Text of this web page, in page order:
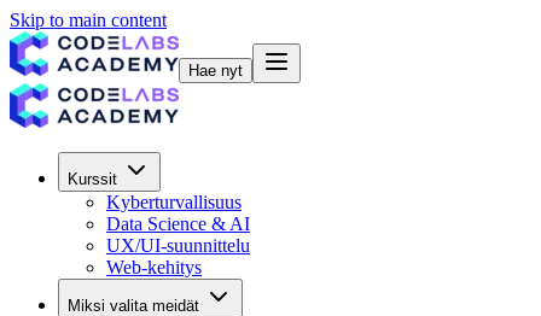
Skip to main content
Hae nyt
Kurssit
Kyberturvallisuus
Data Science & AI
UX/UI-suunnittelu
Web-kehitys
Miksi valita meidät